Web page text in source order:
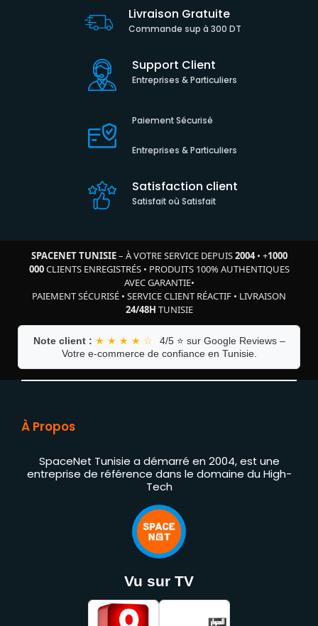
Livraison Gratuite
Commande sup à 300 DT
Support Client
Entreprises & Particuliers
Paiement Sécurisé
Entreprises & Particuliers
Satisfaction client
Satisfait où Satisfait
SPACENET TUNISIE– À VOTRE SERVICE DEPUIS2004• +1000
000CLIENTS ENREGISTRÉS• PRODUITS 100% AUTHENTIQUES
AVEC GARANTIE•
PAIEMENT SÉCURISÉ • SERVICE CLIENT RÉACTIF • LIVRAISON
24/48H TUNISIE
Note client : ★ ★ ★ ★ ☆
4/5 ⭐ sur Google Reviews –
Votre e-commerce de confiance en Tunisie.
À Propos
SpaceNet Tunisie a démarré en 2004, est une
entreprise de référence dans le domaine du High-
Tech
Vu sur TV